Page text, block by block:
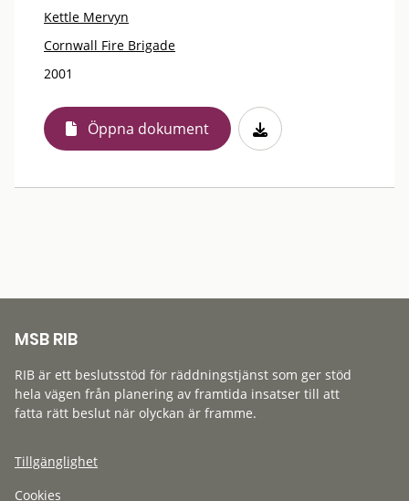
Kettle Mervyn
Cornwall Fire Brigade
2001
Öppna dokument
MSB RIB
RIB är ett beslutsstöd för räddningstjänst som ger stöd
hela vägen från planering av framtida insatser till att
fatta rätt beslut när olyckan är framme.
Tillgänglighet
Cookies